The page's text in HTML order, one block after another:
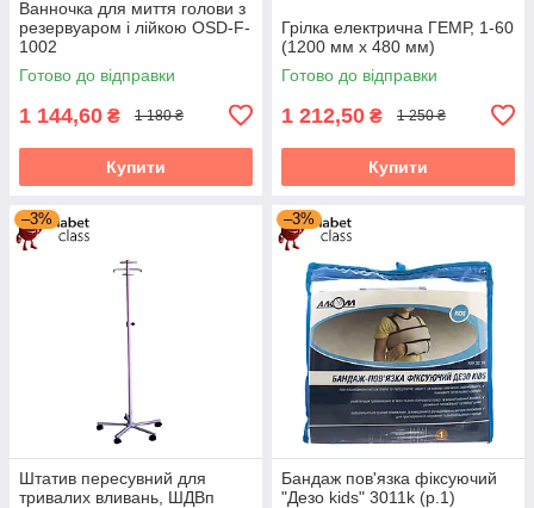
Ванночка для миття голови з
резервуаром і лійкою OSD-F-
1002
Готово до відправки
1 144,60 ₴ 1 180 ₴
Купити
Грілка електрична ГЕМР, 1-60
(1200 мм х 480 мм)
Готово до відправки
1 212,50 ₴ 1 250 ₴
Купити
–3%
Штатив пересувний для
тривалих вливань, ШДВп
–3%
Бандаж пов'язка фіксуючий
"Дезо kids" 3011k (р.1)